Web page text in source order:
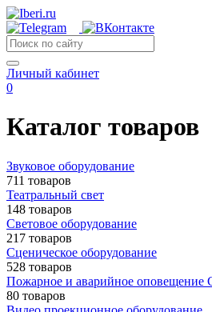
Личный кабинет
0
Каталог товаров
Звуковое оборудование
711 товаров
Театральный свет
148 товаров
Световое оборудование
217 товаров
Сценическое оборудование
528 товаров
Пожарное и аварийное
80 товаров